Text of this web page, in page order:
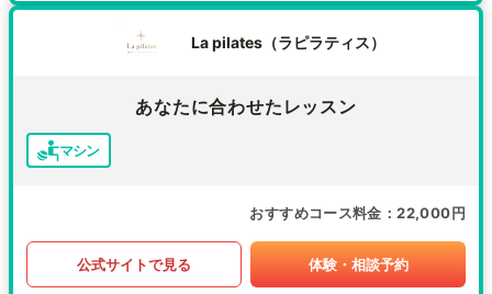
La pilates（ラピラティス）
あなたに合わせたレッスン
マシン
おすすめコース料金 22,000円
公式サイトで見る 体験・相談予約